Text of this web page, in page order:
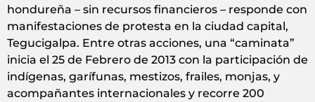
hondureña – sin recursos financieros – responde con
manifestaciones de protesta en la ciudad capital,
Tegucigalpa. Entre otras acciones, una “caminata”
inicia el 25 de Febrero de 2013 con la participación de
indígenas, garífunas, mestizos, frailes, monjas, y
acompañantes internacionales y recorre 200